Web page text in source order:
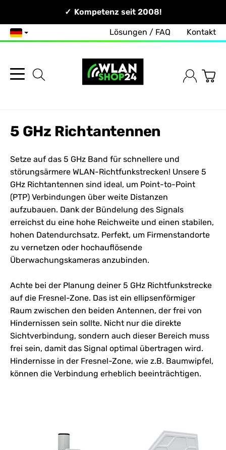
Persönlich & Erreichbar!Kompetenz seit 2008!
Deutsch Lösungen / FAQ Kontakt
5 GHz Richtantennen
Setze auf das 5 GHz Band für schnellere und
störungsärmere WLAN-Richtfunkstrecken! Unsere 5
GHz Richtantennen sind ideal, um Point-to-Point
(PTP) Verbindungen über weite Distanzen
aufzubauen. Dank der Bündelung des Signals
erreichst du eine hohe Reichweite und einen stabilen,
hohen Datendurchsatz. Perfekt, um Firmenstandorte
zu vernetzen oder hochauflösende
Überwachungskameras anzubinden.
Achte bei der Planung deiner 5 GHz Richtfunkstrecke
auf die Fresnel-Zone. Das ist ein ellipsenförmiger
Raum zwischen den beiden Antennen, der frei von
Hindernissen sein sollte. Nicht nur die direkte
Sichtverbindung, sondern auch dieser Bereich muss
frei sein, damit das Signal optimal übertragen wird.
Hindernisse in der Fresnel-Zone, wie z.B. Baumwipfel,
können die Verbindung erheblich beeinträchtigen.